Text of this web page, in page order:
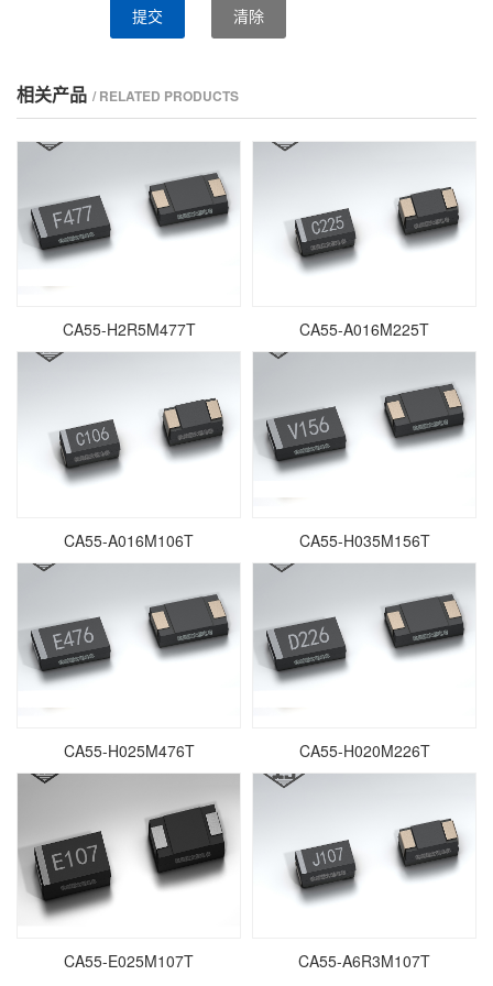
提交 清除
相关产品 / RELATED PRODUCTS
CA55-H2R5M477T CA55-A016M225T
CA55-A016M106T CA55-H035M156T
CA55-H025M476T CA55-H020M226T
CA55-E025M107T CA55-A6R3M107T